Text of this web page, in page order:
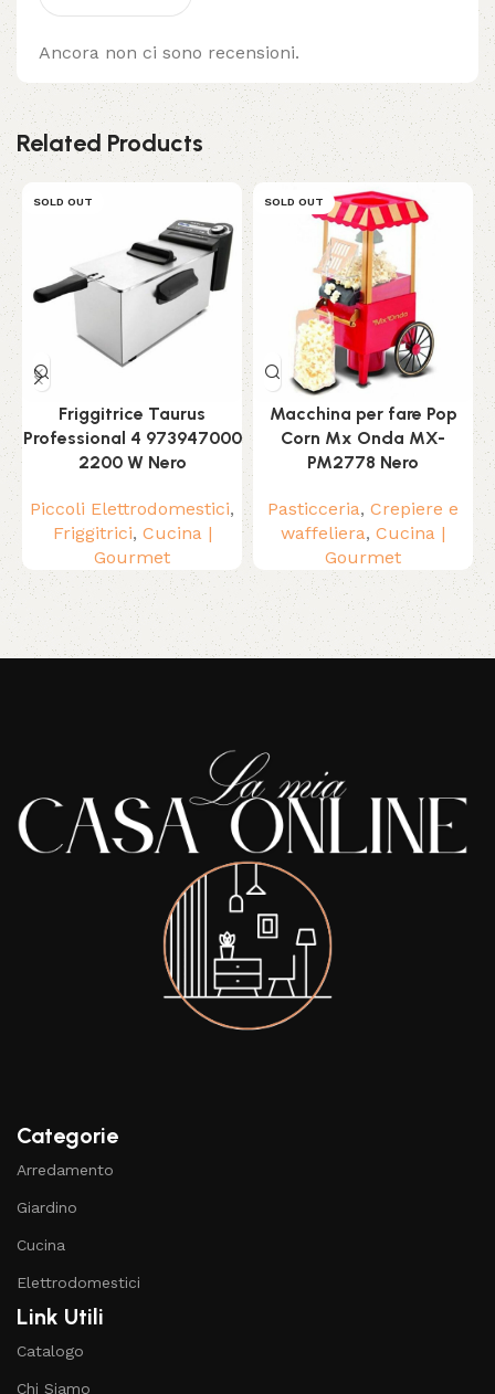
Ancora non ci sono recensioni.
Related Products
SOLD OUT
Friggitrice Taurus
Professional 4 973947000
2200 W Nero
Piccoli Elettrodomestici,
Friggitrici, Cucina |
Gourmet
SOLD OUT
Macchina per fare Pop
Corn Mx Onda MX-
PM2778 Nero
Pasticceria, Crepiere e
waffeliera, Cucina |
Gourmet
Read More
Categorie
Arredamento
Giardino
Cucina
Elettrodomestici
Link Utili
Catalogo
Chi Siamo